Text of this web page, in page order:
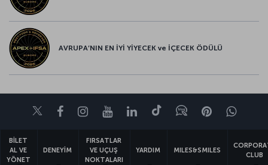
AVRUPA’NIN EN İYİ YİYECEK ve İÇECEK ÖDÜLÜ
TwitterFacebookInstagram
YoutubeLinkedIn
TiktokBlogPinterest
BİLET
AL VE
YÖNET
DENEYİM
FIRSATLAR
VE UÇUŞ
NOKTALARI
YARDIM MILES&SMILES
CLUB